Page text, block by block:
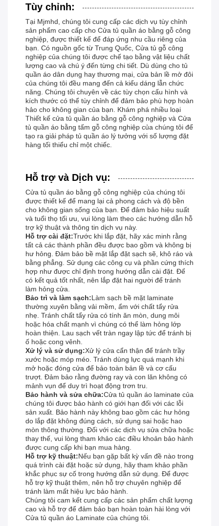
Tùy chỉnh:
Tại Mjmhd, chúng tôi cung cấp các dịch vụ tùy chỉnh
sản phẩm cao cấp cho Cửa tủ quần áo bằng gỗ công
nghiệp, được thiết kế để đáp ứng nhu cầu riêng của
bạn. Có nguồn gốc từ Trung Quốc, Cửa tủ gỗ công
nghiệp của chúng tôi được chế tạo bằng vật liệu chất
lượng cao và chú ý đến từng chi tiết. Dù dùng cho tủ
quần áo dân dụng hay thương mại, cửa bản lề mở đôi
của chúng tôi đều mang đến cả kiểu dáng lẫn chức
năng. Chúng tôi chuyên về các tùy chọn cấu hình và
kích thước có thể tùy chỉnh để đảm bảo phù hợp hoàn
hảo cho không gian của bạn. Khám phá nhiều loại
Thiết kế cửa tủ quần áo bằng gỗ công nghiệp và Cửa
tủ quần áo bằng tấm gỗ công nghiệp của chúng tôi để
tạo ra giải pháp tủ quần áo lý tưởng với số lượng đặt
hàng tối thiểu chỉ một chiếc.
Hỗ trợ và Dịch vụ:
Cửa tủ quần áo bằng gỗ công nghiệp của chúng tôi
được thiết kế để mang lại cả phong cách và độ bền
cho không gian sống của bạn. Để đảm bảo hiệu suất
và tuổi thọ tối ưu, vui lòng làm theo các hướng dẫn hỗ
trợ kỹ thuật và thông tin dịch vụ này.
Hỗ trợ cài đặt:Trước khi lắp đặt, hãy xác minh rằng
tất cả các thành phần đều được bao gồm và không bị
hư hỏng. Đảm bảo bề mặt lắp đặt sạch sẽ, khô ráo và
bằng phẳng. Sử dụng các công cụ và phần cứng thích
hợp như được chỉ định trong hướng dẫn cài đặt. Để
có kết quả tốt nhất, nên lắp đặt hai người để tránh
làm hỏng cửa.
Bảo trì và làm sạch:Làm sạch bề mặt laminate
thường xuyên bằng vải mềm, ẩm với chất tẩy rửa
nhẹ. Tránh chất tẩy rửa có tính ăn mòn, dung môi
hoặc hóa chất mạnh vì chúng có thể làm hỏng lớp
hoàn thiện. Lau sạch vết tràn ngay lập tức để tránh bị
ố hoặc cong vênh.
Xử lý và sử dụng:Xử lý cửa cẩn thận để tránh trầy
xước hoặc móp méo. Tránh dùng lực quá mạnh khi
mở hoặc đóng cửa để bảo toàn bản lề và cơ cấu
trượt. Đảm bảo rằng đường ray và con lăn không có
mảnh vụn để duy trì hoạt động trơn tru.
Bảo hành và sửa chữa:Cửa tủ quần áo laminate của
chúng tôi được bảo hành có giới hạn đối với các lỗi
sản xuất. Bảo hành này không bao gồm các hư hỏng
do lắp đặt không đúng cách, sử dụng sai hoặc hao
mòn thông thường. Đối với các dịch vụ sửa chữa hoặc
thay thế, vui lòng tham khảo các điều khoản bảo hành
được cung cấp khi bạn mua hàng.
Hỗ trợ kỹ thuật:Nếu bạn gặp bất kỳ vấn đề nào trong
quá trình cài đặt hoặc sử dụng, hãy tham khảo phần
khắc phục sự cố trong hướng dẫn sử dụng. Để được
hỗ trợ kỹ thuật thêm, nên hỗ trợ chuyên nghiệp để
tránh làm mất hiệu lực bảo hành.
Chúng tôi cam kết cung cấp các sản phẩm chất lượng
cao và hỗ trợ để đảm bảo bạn hoàn toàn hài lòng với
Cửa tủ quần áo Laminate của chúng tôi.